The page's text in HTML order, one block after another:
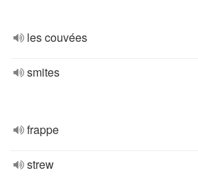
les couvées
smites
frappe
strew